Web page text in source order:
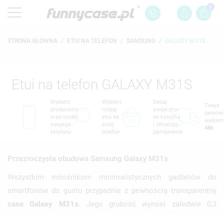
0
STRONA GŁÓWNA ETUI NA TELEFON SAMSUNG GALAXY M31S
Etui na telefon GALAXY M31S
Wybierz
producenta
oraz model
swojego
telefonu
Wybierz
rodzaj
etui na
swój
telefon
Dodaj
swoje etui
do koszyka
i sfinalizuj
zamówienie
Twoje
48h
Przezroczysta obudowa Samsung Galaxy M31s
Wszystkim miłośnikom minimalistycznych gadżetów do
smartfonów do gustu przypadnie z pewnością transparentny
case Galaxy M31s . Jego grubość wynosi zaledwie 0,3